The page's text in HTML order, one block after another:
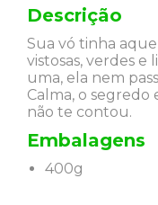
Descrição
Sua vó tinha
vistosas, verdes e
uma, ela nem
Calma, o segredo
não te contou.
Embalagens
400g